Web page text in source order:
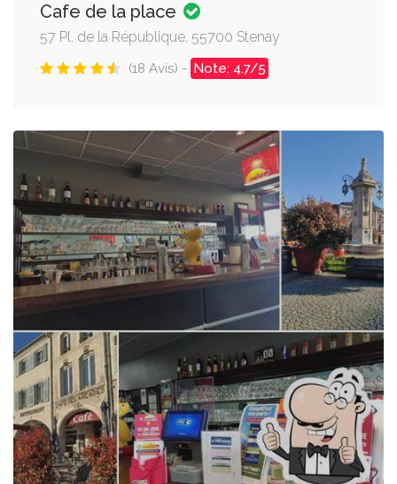
Cafe de la place
57 Pl. de la République, 55700 Stenay
(18 Avis) - Note: 4.7/5